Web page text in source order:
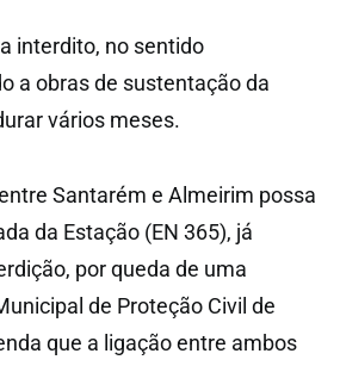
interdito, no sentido
a obras de sustentação da
vários meses.
Santarém e Almeirim possa
da Estação (EN 365), já
por queda de uma
de Proteção Civil de
que a ligação entre ambos